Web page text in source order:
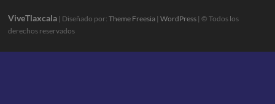
ViveTlaxcala | Diseñado por:Theme Freesia |WordPress | © Todos los
derechos reservados